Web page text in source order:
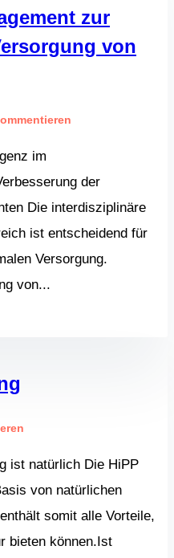
zur
von
im
der
Die interdisziplinäre
ist entscheidend für
Versorgung.
von...
ist natürlich Die HiPP
von natürlichen
somit alle Vorteile,
bieten können.Ist